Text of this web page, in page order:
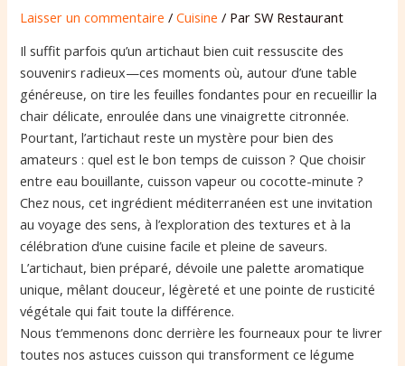
Laisser un commentaire /Cuisine / ParSW Restaurant
Il suffit parfois qu’un artichaut bien cuit ressuscite des
souvenirs radieux—ces moments où, autour d’une table
généreuse, on tire les feuilles fondantes pour en recueillir la
chair délicate, enroulée dans une vinaigrette citronnée.
Pourtant, l’artichaut reste un mystère pour bien des
amateurs : quel est le bon temps de cuisson ? Que choisir
entre eau bouillante, cuisson vapeur ou cocotte-minute ?
Chez nous, cet ingrédient méditerranéen est une invitation
au voyage des sens, à l’exploration des textures et à la
célébration d’une cuisine facile et pleine de saveurs.
L’artichaut, bien préparé, dévoile une palette aromatique
unique, mêlant douceur, légèreté et une pointe de rusticité
végétale qui fait toute la différence.
Nous t’emmenons donc derrière les fourneaux pour te livrer
toutes nos astuces cuisson qui transforment ce légume